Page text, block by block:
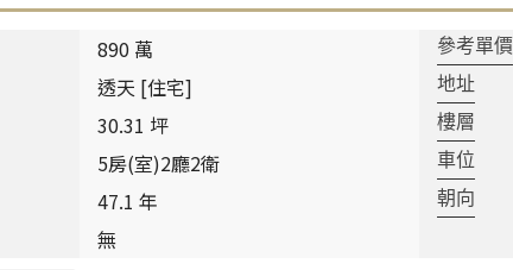
890 萬 參考單價
透天 [住宅] 地址
30.31 坪 樓層
5房(室)2廳2衛 車位
47.1 年 朝向
無